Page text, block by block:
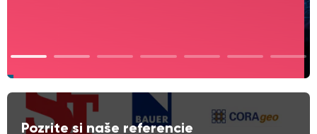
Pozrite si naše referencie